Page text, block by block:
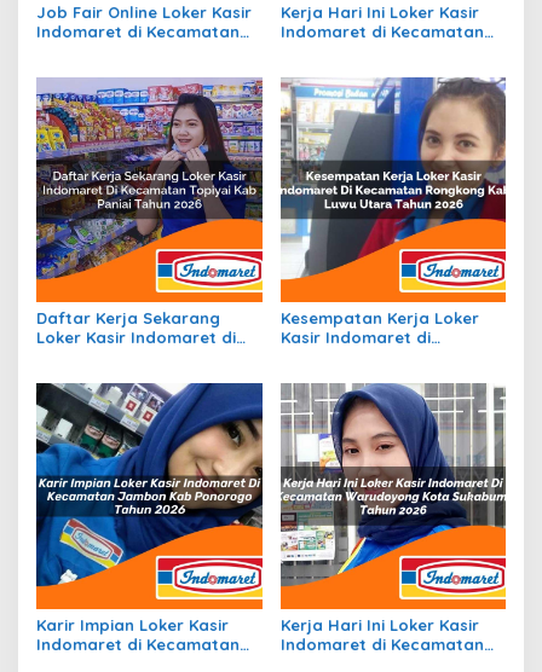
Job Fair Online Loker Kasir
Indomaret di Kecamatan
Kerja Hari Ini Loker Kasir
Indomaret di Kecamatan
2026
Daftar Kerja Sekarang
Loker Kasir Indomaret di
Kesempatan Kerja Loker
Kasir Indomaret di
Karir Impian Loker Kasir
Indomaret di Kecamatan
Kerja Hari Ini Loker Kasir
Indomaret di Kecamatan